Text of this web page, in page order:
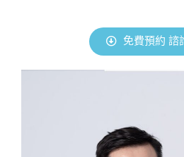
免費預約 諮